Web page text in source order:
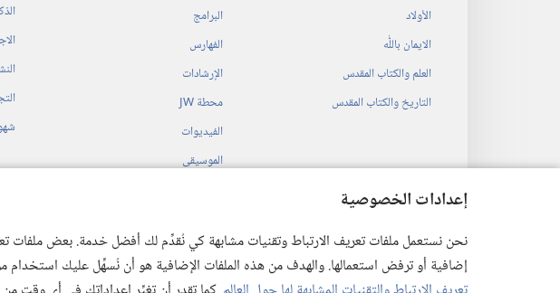
إعدادات الخصوصية
نحن نستعمل ملفات تعريف الارتباط وتقنيات مشابهة كي نُقدِّم لك أفضل خدمة. بعض ملفات
إضافية أو ترفض استعمالها. والهدف من هذه الملفات الإضافية هو أن نُسهِّل عليك استخدام
الأولاد
الايمان باللّٰه
العلم والكتاب المقدس
التاريخ والكتاب المقدس
البرامج
الفهارس
الإرشادات
محطة‏ ‏JW
الفيديوات
الموسيقى